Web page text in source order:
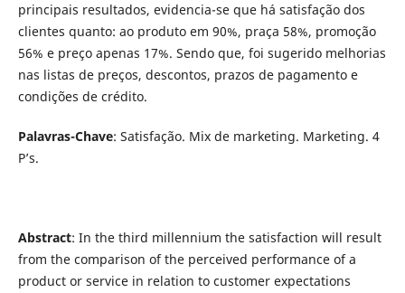
principais resultados, evidencia-se que há satisfação dos
clientes quanto: ao produto em 90%, praça 58%, promoção
56% e preço apenas 17%. Sendo que, foi sugerido melhorias
nas listas de preços, descontos, prazos de pagamento e
condições de crédito.
Palavras-Chave: Satisfação. Mix de marketing. Marketing. 4
P’s.
Abstract: In the third millennium the satisfaction will result
from the comparison of the perceived performance of a
product or service in relation to customer expectations